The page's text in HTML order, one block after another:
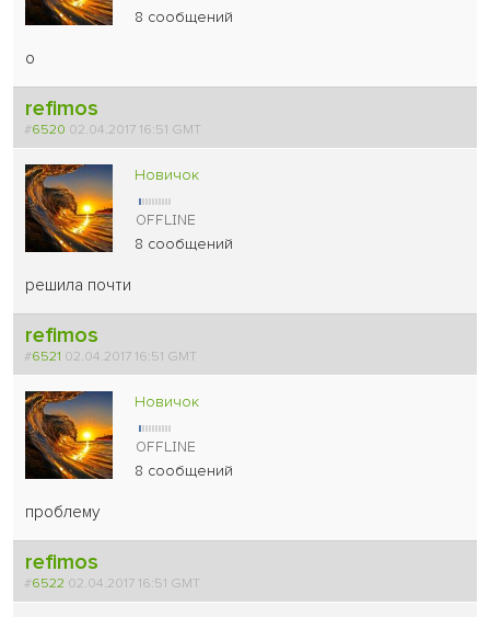
8 сообщений
о
refimos
#6520 02.04.2017 16:51 GMT
Новичок
8 сообщений
решила почти
refimos
#6521 02.04.2017 16:51 GMT
Новичок
8 сообщений
проблему
refimos
#6522 02.04.2017 16:51 GMT